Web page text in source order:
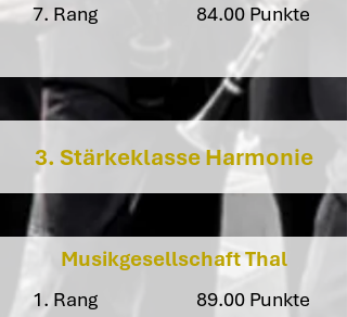
7. Rang 84.00 Punkte
3. Stärkeklasse Harmonie
Musikgesellschaft Thal
1. Rang 89.00 Punkte